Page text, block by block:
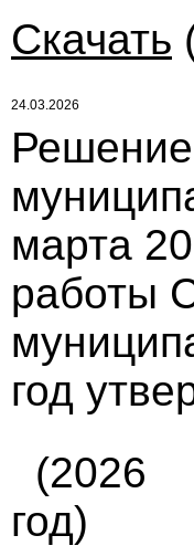
Скачать
24.03.2026
Решение
марта
работы
год
(2026
год)